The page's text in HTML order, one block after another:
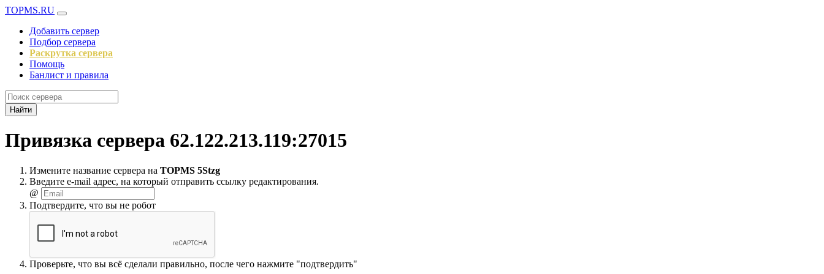
TOPMS.RU
Добавить сервер
Подбор сервера
Раскрутка сервера
Помощь
Банлист и правила
Найти
Привязка сервера 62.122.213.119:27015
Измените название сервера на TOPMS 5Stzg
Введите e-mail адрес, на который отправить ссылку редактирования.
@
Подтвердите, что вы не робот
Проверьте, что вы всё сделали правильно, после чего нажмите "подтвердить"